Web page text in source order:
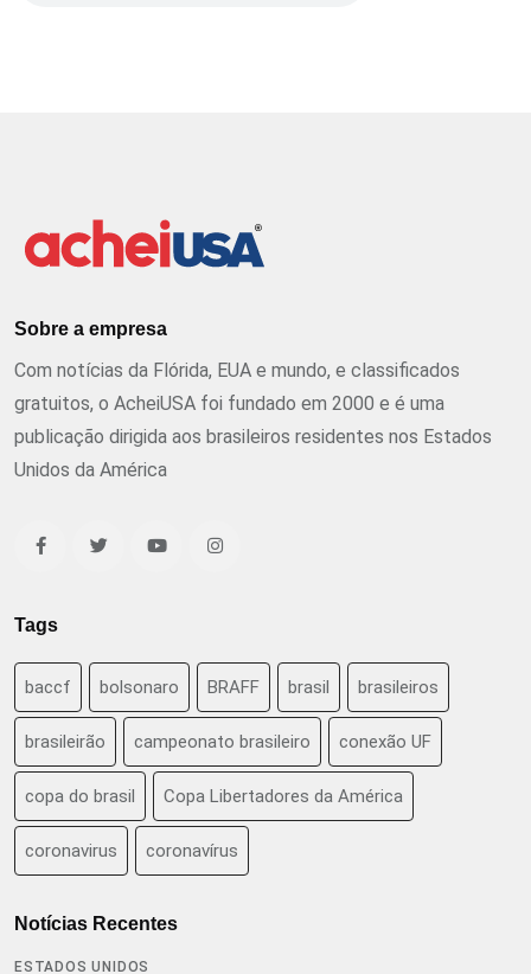
Sobre a empresa
Com notícias da Flórida, EUA e mundo, e classificados
gratuitos, o AcheiUSA foi fundado em 2000 e é uma
publicação dirigida aos brasileiros residentes nos Estados
Unidos da América
Tags
baccf bolsonaro BRAFF brasil brasileiros
brasileirão campeonato brasileiro conexão UF
copa do brasil Copa Libertadores da América
coronavirus coronavírus
Notícias Recentes
ESTADOS UNIDOS